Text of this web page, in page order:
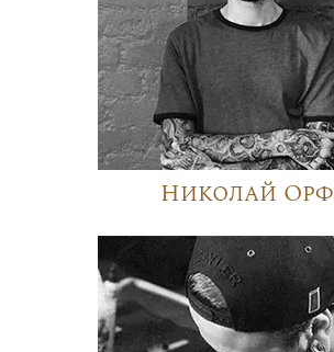
Николай Орф